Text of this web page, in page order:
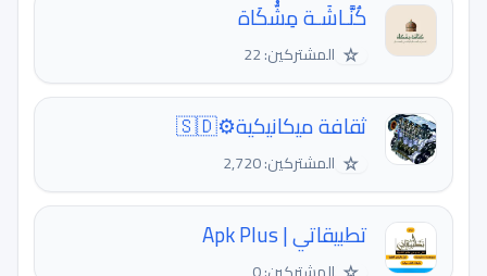
كُنَّـاشَـة مِشٌْكَاة
☆ المشتركين: 22
ثقافة ميكانيكية⚙🇸🇩
☆ المشتركين: 2,720
تطبيقاتي | Apk Plus